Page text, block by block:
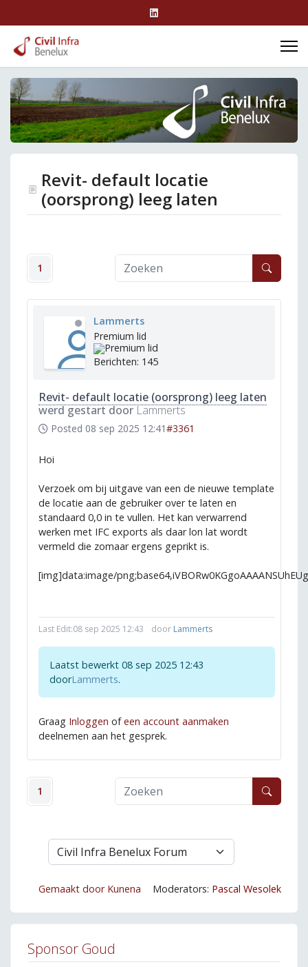
Revit- default locatie
(oorsprong) leeg laten
1
Lammerts
Premium lid
Berichten: 145
Revit- default locatie (oorsprong) leeg laten
werd gestart doorLammerts
Posted 08 sep 2025 12:41#3361
Hoi
Verzoek om bij uitgave van een de nieuwe template
de locatie aan de gebruiker over te laten en
standaard 0,0 in te vullen. Het kan verwarrend
werken met IFC exports als daar lon lat wordt
vermeld die zomaar ergens geprikt is.
[img]data:image/
Last Edit:08 sep 2025 12:43 door Lammerts
Laatst bewerkt 08 sep 2025 12:43
doorLammerts.
Graag Inloggen ofeen account aanmaken
deelnemen aan het gesprek.
1
Moderators: Pascal Wesolek
Gemaakt door Kunena
Sponsor Goud